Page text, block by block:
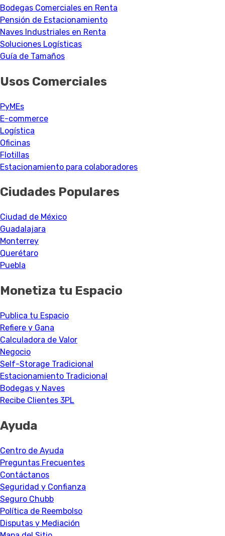
Bodegas Comerciales en Renta
Pensión de Estacionamiento
Naves Industriales en Renta
Soluciones Logísticas
Guía de Tamaños
Usos Comerciales
PyMEs
E-commerce
Logística
Oficinas
Flotillas
Estacionamiento para colaboradores
Ciudades Populares
Ciudad de México
Guadalajara
Monterrey
Querétaro
Puebla
Monetiza tu Espacio
Publica tu Espacio
Refiere y Gana
Calculadora de Valor
Negocio
Self-Storage Tradicional
Estacionamiento Tradicional
Bodegas y Naves
Recibe Clientes 3PL
Ayuda
Centro de Ayuda
Preguntas Frecuentes
Contáctanos
Seguridad y Confianza
Seguro Chubb
Política de Reembolso
Disputas y Mediación